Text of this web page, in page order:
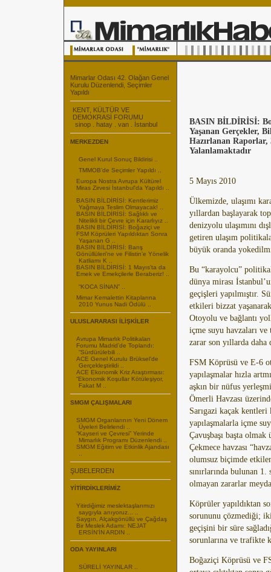
Mimarlar Odası 42. Olağan Genel
Kurulu Düzenlendi, Seçimler
Yapıldı
KENT, KÜLTÜR VE
DEMOKRASİ FORUMU
sinop . hatay . van . İstanbul
MERKEZDEN
Genel Kurul Sonuç Bildirisi ..
TMMOB’de Seçimler Yapıldı ..
Europa Nostra Avrupa Kültürel
Miras Zirvesi İstanbul'da Yapıldı ..
BASIN BİLDİRİSİ: Kentlerimiz
Yağmaya Teslim Olmayacak! ..
BASIN BİLDİRİSİ: Sağlıklı ve
Nitelikli bir Çevre için Kararlıyız ..
BASIN BİLDİRİSİ: Boğaziçi ve
FSM Köprüleri Yapıldıktan Sonra
Yaşanan G ..
BASIN BİLDİRİSİ: Barış
Gönüllüleri’ne ve Filistin’e Yönelik
Katliamı K ..
BASIN BİLDİRİSİ: 1 Mayıs’ta da
Emek ve Emekçilerle Beraberiz! ..
“KOCA SİNAN” ..
Mimar Kemalettin Kitaplarına
2010 Yunus Nadi Ödülü ..
ULUSLARARASI İLİŞKİLER
Avrupa Mimarlık Politikaları
Forumu Madrid’de Toplandı:
“Sürdürülebili ..
ACE Genel Kurulu Brüksel’de
Gerçekleştirildi ..
ACE Ekonomik Kriz Araştırması:
“Ekonomik Koşullar Kötüleşiyor,
Fakat M ..
SMGM ÇALIŞMALARI
SMGM Organlarının Yeni Dönem
Üyeleri Belirlendi ..
“Kayseri ve Çevresi” Yerinde
Mimarlık Programı Düzenlendi ..
SMGM Eğitim ve Etkinlik Ajandası
ŞUBELERDEN
YİTİRDİKLERİMİZ
Yitirdiğimiz meslektaşlarımızı
saygıyla anıyoruz... ..
Saygın, Alçakgönüllü ve Çağdaş
Bir Meslek Adamı: NEJAT
ERSİN’İN ARDIN ..
ODA YAYINLARI
SÜRELİ YAYINLAR ..
BASIN BİLDİRİSİ:
Yaşanan Gerçekler,
Hazırlanan
Yalanlamaktadır
5 Mayıs 2010
Ülkemizde, ulaşımı
yıllardan başlayarak
denizyolu ulaşımını
getiren ulaşım
büyük oranda
Bu “karayolcu”
dünya mirası
geçişleri yapılmıştır.
etkileri bizzat
Otoyolu ve bağlantı
içme suyu havzaları
zarar son yıllarda daha
FSM Köprüsü ve E-6
yapılaşmalar hızla
aşkın bir nüfus
Ömerli Havzası
Sarıgazi kaçak
yapılaşmalarla içme
Çavuşbaşı başta
Çekmece havzası
olumsuz biçimde
sınırlarında bulunan
olmayan zararlar
Köprüler yapıldıktan
sorununu çözmediği; iki
geçişini bir süre
sorunlarına ve trafikte
Boğaziçi Köprüsü ve